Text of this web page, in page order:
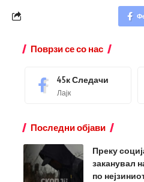
Поврзи се со нас
45кСледачи
Лајк
Последни објави
Преку
заканувал
по